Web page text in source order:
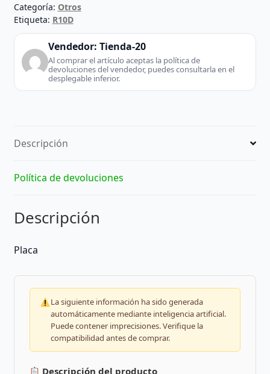
Categoría: Otros
Etiqueta: R10D
Vendedor: Tienda-20
Al comprar el artículo aceptas la política de
devoluciones del vendedor, puedes consultarla en el
desplegable inferior.
Descripción
Política de devoluciones
Descripción
Placa
La siguiente información ha sido generada
automáticamente mediante inteligencia artificial.
Puede contener imprecisiones. Verifique la
compatibilidad antes de comprar.
Descripción del producto